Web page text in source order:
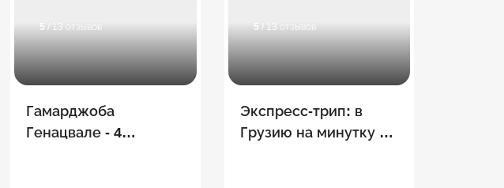
5 / 13 отзывов
Гамарджоба
Генацвале - 4
5 / 13 отзывов
Экспресс-трип: в
Грузию на минутку –